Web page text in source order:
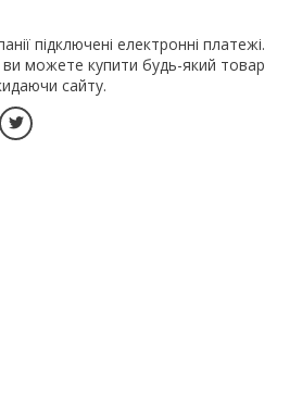
підключені електронні платежі.
можете купити будь-який товар
сайту.